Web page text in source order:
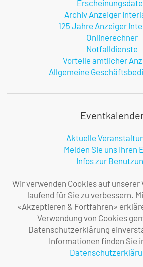
Archiv Anzeiger
125 Jahre Anzeiger
Onlinerechner
Notfalldienste
Vorteile amtlicher
Allgemeine
Aktuelle
Melden Sie uns Ihren
Infos zur
Firma
Über uns
Ihre
Impressum
Wir verwenden Cookies auf unserer
laufend für Sie zu verbessern.
«Akzeptieren & Fortfahren»
Verwendung von Cookies
Datenschutzerklärung
Informationen finden Sie